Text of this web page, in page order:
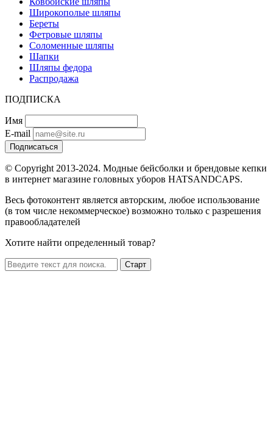
Широкополые шляпы
Береты
Фетровые шляпы
Соломенные шляпы
Шапки
Шляпы федора
Распродажа
ПОДПИСКА
Имя
E-mail
Подписаться
© Copyright 2013-2024. Модные бейсболки и брендовые кепки
в интернет магазине головных уборов HATSANDCAPS.
Весь фотоконтент является авторским, любое использование
(в том числе некоммерческое) возможно только с разрешения
правообладателей
Хотите найти определенный товар?
Старт